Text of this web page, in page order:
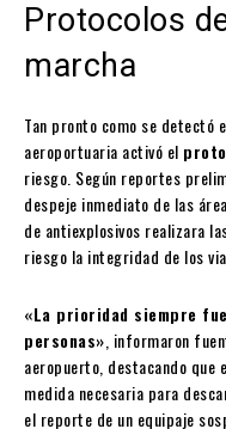
Protocolos
marcha
Tan pronto como se detectó
aeroportuaria activó el
riesgo. Según reportes
despeje inmediato de las
de antiexplosivos realizara
riesgo la integridad de los
«La prioridad siempre
personas», informaron
aeropuerto, destacando que
medida necesaria para
el reporte de un equipaje